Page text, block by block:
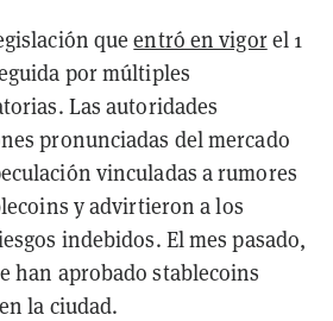
queentró en vigorel 1
por múltiples
Las autoridades
pronunciadas del mercado
vinculadas a rumores
y advirtieron a los
indebidos. El mes pasado,
han aprobado stablecoins
la ciudad.